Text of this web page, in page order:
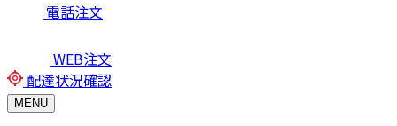
電話注文
WEB注文
配達状況確認
MENU